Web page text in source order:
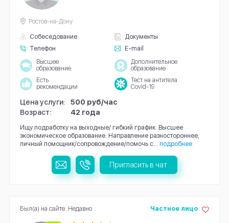
Собеседование
Документы
Телефон
E-mail
Ростов-на-Дону
Высшее
образование
Дополнительное
образование
Есть
рекомендации
Тест на антитела
Covid-19
Цена услуги:
500 руб/час
Возраст:
42 года
Ищу подработку на выходные/ гибкий график. Высшее
экономическое образование. Направление разностороннее,
личный помощник/сопровождение/помочь с... подробнее
Пригласить в чат
Частное лицо
Был(а) на сайте: Недавно